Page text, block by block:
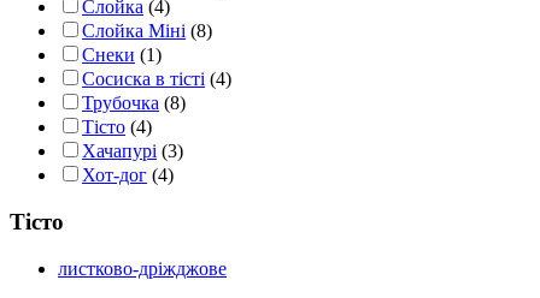
Слойка (4)
Слойка Міні (8)
Снеки (1)
Сосиска в тісті (4)
Трубочка (8)
Тісто (4)
Хачапурі (3)
Хот-дог (4)
Тісто
листково-дріжджове